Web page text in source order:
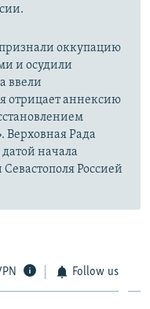
оккупацию
и осудили
ввели
отрицает аннексию
Верховная Рада
начала
Россией
Follow us